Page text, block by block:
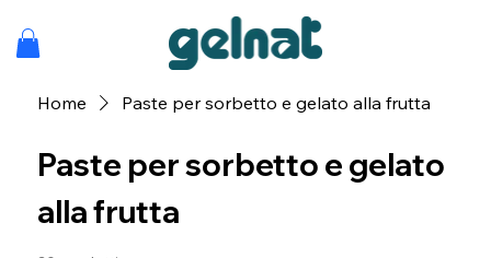
Home Paste per sorbetto e gelato alla frutta
Paste per sorbetto e gelato
alla frutta